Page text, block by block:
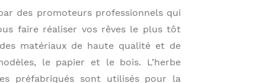
des promoteurs professionnels qui
faire réaliser vos rêves le plus tôt
matériaux de haute qualité et de
le papier et le bois. L’herbe
préfabriqués sont utilisés pour la